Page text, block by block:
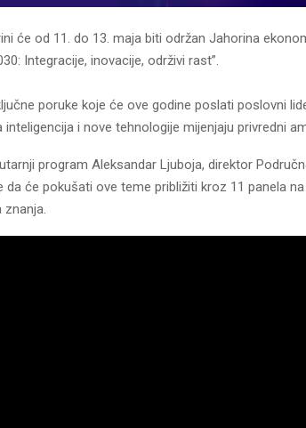
će od 11. do 13. maja biti održan Јahorina
Integracije, inovacije, održivi rast”.
poruke koje će ove godine poslati poslovni
inteligencija i nove tehnologije mijenjaju privredni
program Aleksandar Ljuboja, direktor
da će pokušati ove teme približiti kroz 11 panela